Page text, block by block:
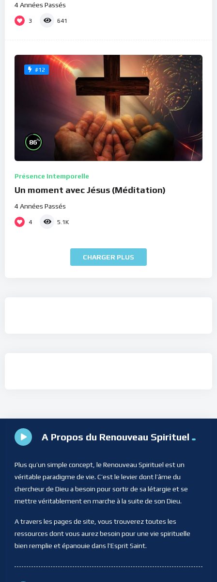
4 Années Passés
3 641
#12
86%
Présence Intemporelle
Un moment avec Jésus (Méditation)
4 Années Passés
4 5.1K
CHARGER PLUS
A Propos du Renouveau Spirituel
Plus qu’un simple concept, le Renouveau Spirituel est un
véritable paradigme de vie. C’est le levier dont l’âme du
chercheur de Dieu a besoin pour sortir de sa létargie et se
mettre véritablement en marche à la suite de son Dieu.
A travers les pages de site, vous trouverez toutes les
ressources dont vous aurez besoin pour une vie spirituelle
bien remplie et épanouie dans l’Esprit Saint.